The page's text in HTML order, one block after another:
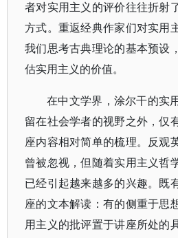
者对实用主义的评价往往折射
方式。重返经典作家们对实用
我们思考古典理论的基本预设
估实用主义的价值。
在中文学界，涂尔干的实
留在社会学者的视野之外，仅
座内容相对简单的梳理。反观
曾被忽视，但随着实用主义哲
已经引起越来越多的兴趣。既
座的文本解读：有的侧重于思
用主义的批评置于讲座所处的